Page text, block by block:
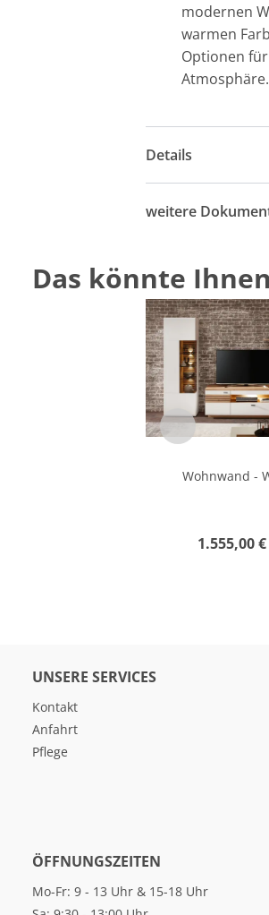
modernen
warmen
Optionen
Atmosphäre.
Details
weitere
Das könnte
Wohnwand -
1.555,00
UNSERE SERVICES
Kontakt
Anfahrt
Pflege
ÖFFNUNGSZEITEN
Mo-Fr: 9 - 13 Uhr & 15-18 Uhr